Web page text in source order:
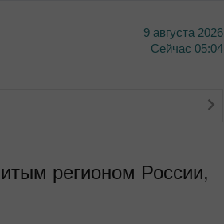
9 августа 2026
Сейчас 05:04
регионом России,